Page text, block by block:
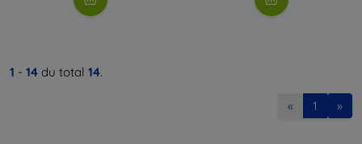
1 - 14 du total 14.
« 1 »